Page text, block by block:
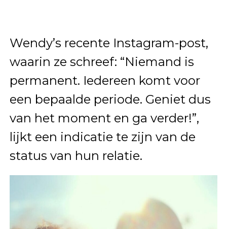
Wendy’s recente Instagram-post,
waarin ze schreef: “Niemand is
permanent. Iedereen komt voor
een bepaalde periode. Geniet dus
van het moment en ga verder!”,
lijkt een indicatie te zijn van de
status van hun relatie.